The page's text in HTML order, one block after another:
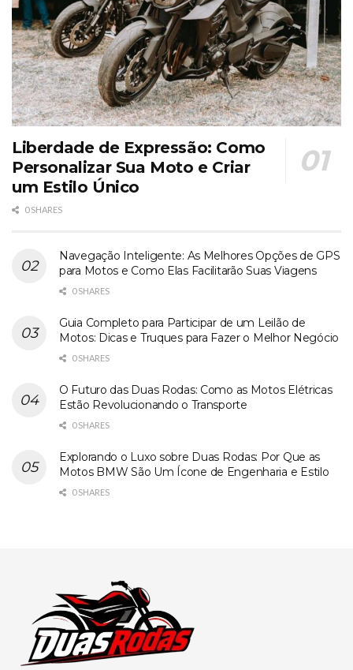
Liberdade de Expressão: Como
Personalizar Sua Moto e Criar
um Estilo Único
0 SHARES
Navegação Inteligente: As Melhores Opções de GPS
para Motos e Como Elas Facilitarão Suas Viagens
0 SHARES
Guia Completo para Participar de um Leilão de
Motos: Dicas e Truques para Fazer o Melhor Negócio
0 SHARES
O Futuro das Duas Rodas: Como as Motos Elétricas
Estão Revolucionando o Transporte
0 SHARES
Explorando o Luxo sobre Duas Rodas: Por Que as
Motos BMW São Um Ícone de Engenharia e Estilo
0 SHARES